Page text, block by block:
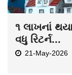
૧ લાખનાં
વધુ રિટર્ન...
21-May-2026